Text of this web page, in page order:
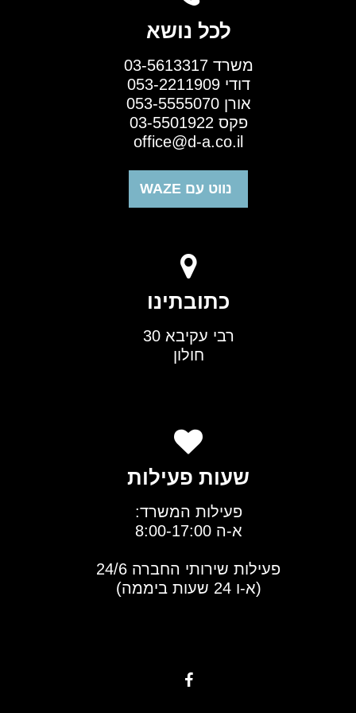
לכל נושא
משרד 03-5613317
דודי 053-2211909
אורן 053-5555070
פקס 03-5501922
office@d-a.co.il
נווט עם WAZE
כתובתינו
רבי עקיבא 30
חולון
שעות פעילות
פעילות המשרד:
א-ה 8:00-17:00
פעילות שירותי החברה 24/6
(א-ו 24 שעות ביממה)